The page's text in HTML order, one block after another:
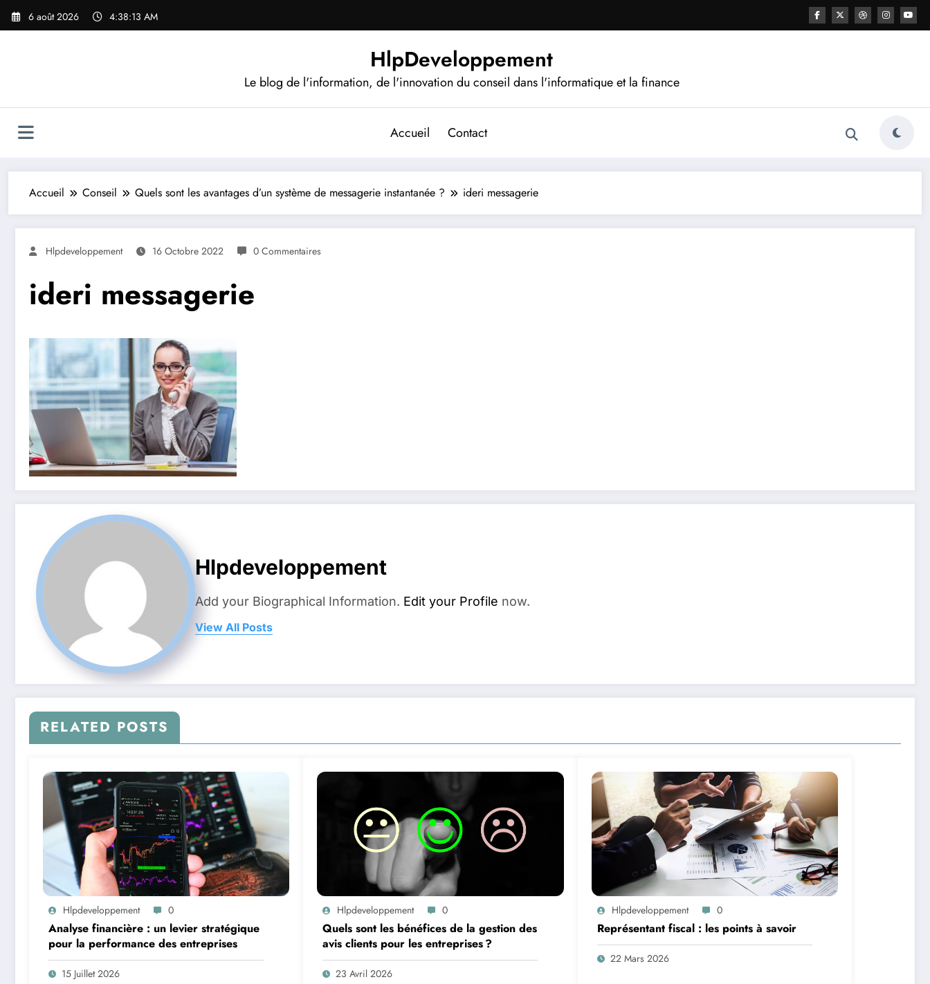
Aller
6 août 2026 4:38:14 AM
HlpDeveloppement
Le blog de l'information, de l'innovation du conseil dans l'informatique et la finance
Accueil Contact
Accueil Conseil Quels sont les avantages d’un système de messagerie instantanée ? ideri messagerie
Hlpdeveloppement 16 Octobre 2022 0 Commentaires
ideri messagerie
Hlpdeveloppement
Add your Biographical Information. Edit your Profile now.
View All Posts
RELATED POSTS
Hlpdeveloppement 0
Analyse financière : un levier stratégique
pour la performance des entreprises
15 Juillet 2026
Hlpdeveloppement 0
Quels sont les bénéfices de la gestion des
avis clients pour les entreprises ?
23 Avril 2026
Hlpdeveloppement 0
Représentant fiscal : les points à savoir
22 Mars 2026